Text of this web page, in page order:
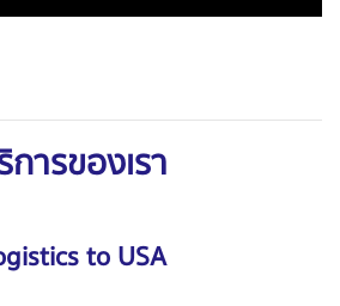
การของเรา
to USA